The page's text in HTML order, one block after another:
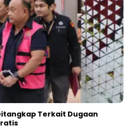
Terkait Dugaan